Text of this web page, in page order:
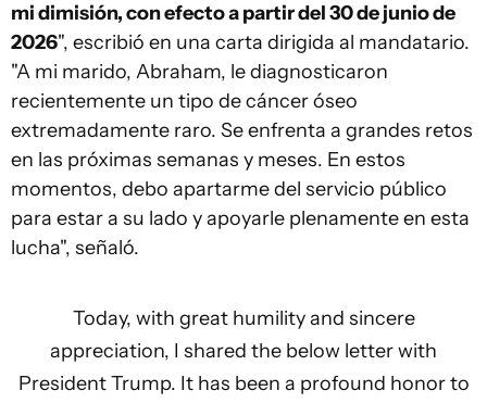
mi dimisión, con efecto a partir del 30 de junio de
2026", escribió en una carta dirigida al mandatario.
"A mi marido, Abraham, le diagnosticaron
recientemente un tipo de cáncer óseo
extremadamente raro. Se enfrenta a grandes retos
en las próximas semanas y meses. En estos
momentos, debo apartarme del servicio público
para estar a su lado y apoyarle plenamente en esta
lucha", señaló.
Today, with great humility and sincere
appreciation, I shared the below letter with
President Trump. It has been a profound honor to